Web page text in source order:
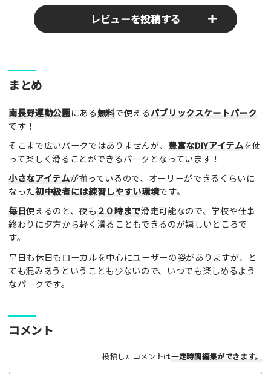
レビューを投稿する
ここのパークやスポットの感想をぜひお寄せください！みんな
の参考となります！
レビュータイトル（※必須）
レビュー本文（※必須）
利用したもの
スケートボード
満足度評価
まとめ
南長野運動公園にある無料で使えるパブリックスケートパーク
です！
そこまで広いパークではありませんが、 豊富なDIYアイテムを使
って楽しく滑ることができるパークとなっています！
小さなアイテムが揃っているので、オーリーができるくらいに
なった初中級者には練習しやすい環境です。
毎日使えるのと、夜も ２０時まで滑走可能なので、学校や仕事
終わりに夕方から軽く滑ることもできるのが嬉しいところで
す。
平日も休日もローカルを中心にユーザーの姿がありますが、と
ても混みあうということも少ないので、いつでも楽しめるよう
なパークです。
コメント
投稿したコメントは一定時間編集ができます。